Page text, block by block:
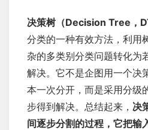
决策树（Decision Tree，
分类的一种有效方法，利用
杂的多类别分类问题转化为
解决。它不是企图用一个决
本一次分开，而是采用分级
步得到解决。总结起来， 决
间逐步分割的过程，它把输